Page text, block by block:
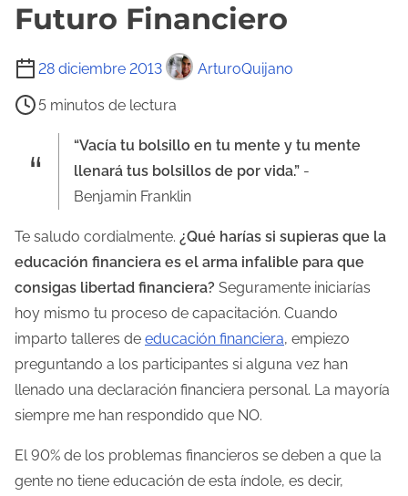
Futuro Financiero
28 diciembre 2013 ArturoQuijano
T
e
e
l
e
c
t
u
r
a
d
5 minutos de lectura
“Vacía tu bolsillo en tu mente y tu mente
llenará tus bolsillos de por vida.” -
Benjamin Franklin
Te saludo cordialmente. ¿Qué harías si supieras que la
educación financiera es el arma infalible para que
consigas libertad financiera? Seguramente iniciarías
hoy mismo tu proceso de capacitación. Cuando
imparto talleres de educación financiera, empiezo
preguntando a los participantes si alguna vez han
llenado una declaración financiera personal. La mayoría
siempre me han respondido que NO.
El 90% de los problemas financieros se deben a que la
gente no tiene educación de esta índole, es decir,